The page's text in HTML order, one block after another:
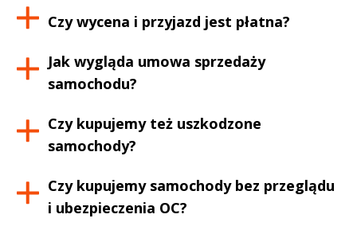
Czy wycena i przyjazd jest płatna?
Jak wygląda umowa sprzedaży
samochodu?
Czy kupujemy też uszkodzone
samochody?
Czy kupujemy samochody bez przeglądu
i ubezpieczenia OC?